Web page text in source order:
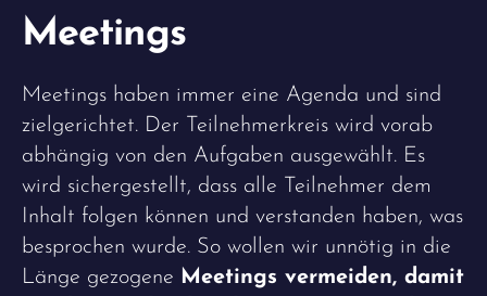
Meetings
Meetings haben immer eine Agenda und sind
zielgerichtet. Der Teilnehmerkreis wird vorab
abhängig von den Aufgaben ausgewählt. Es
wird sichergestellt, dass alle Teilnehmer dem
Inhalt folgen können und verstanden haben, was
besprochen wurde. So wollen wir unnötig in die
Länge gezogene Meetings vermeiden, damit